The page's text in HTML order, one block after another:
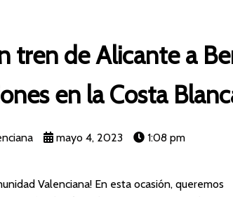
tren de Alicante a
en la Costa
mayo 4, 2023 1:08 pm
Valenciana! En esta ocasión, queremos